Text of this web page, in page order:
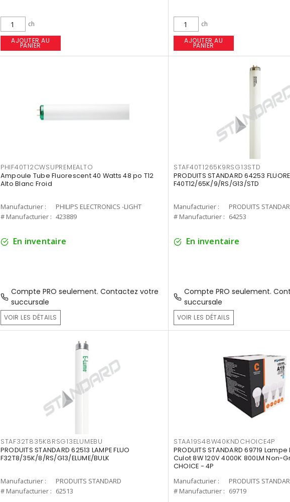
ch
AJOUTER AU
PANIER
ch
AJOUTER AU
PANIER
PHIF40T12CWSUPREMEALTO
Ampoule Tube Fluorescent 40 Watts 48 po T12
Alto Blanc Froid
Manufacturier :
PHILIPS ELECTRONICS -LIGHT
# Manufacturier : 423889
En inventaire
Compte PRO seulement. Contactez votre
succursale
VOIR LES DÉTAILS
STAF40T1265K9RSG13STD
PRODUITS STANDARD 64253
F40T12/65K/9/RS/G13/STD
Manufacturier :
PRODUITS
# Manufacturier : 64253
En inventaire
Compte PRO seulement.
succursale
VOIR LES DÉTAILS
STAF32T835K8RSG13ELUMEBU
PRODUITS STANDARD 62513 LAMPE FLUO
F32T8/35K/8/RS/G13/ELUME/BULK
Manufacturier :
PRODUITS STANDARD
# Manufacturier : 62513
STAA19S48W40KNDCHOICE4P
PRODUITS STANDARD 69719 Lampe
Culot 8W 120V 4000K 800LM Non-
CHOICE - 4P
Manufacturier :
PRODUITS
# Manufacturier : 69719